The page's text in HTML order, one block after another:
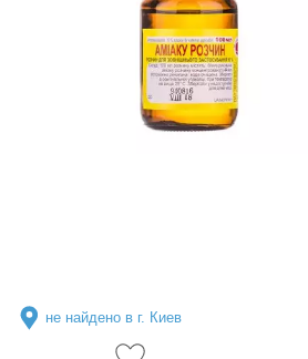
не найдено в г. Киев